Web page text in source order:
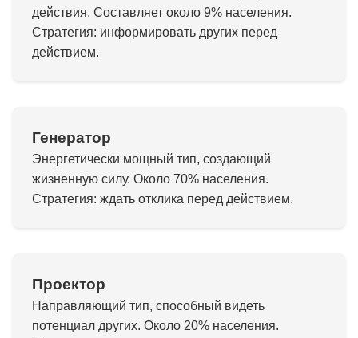
действия. Составляет около 9% населения.
Стратегия: информировать других перед
действием.
Генератор
Энергетически мощный тип, создающий
жизненную силу. Около 70% населения.
Стратегия: ждать отклика перед действием.
Проектор
Направляющий тип, способный видеть
потенциал других. Около 20% населения.